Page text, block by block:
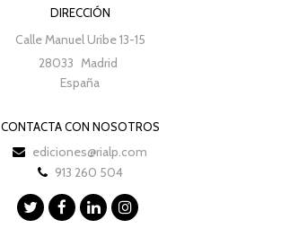
DIRECCIÓN
Calle Manuel Uribe 13-15
28033 Madrid
España
CONTACTA CON NOSOTROS
ediciones@rialp.com
913 260 504